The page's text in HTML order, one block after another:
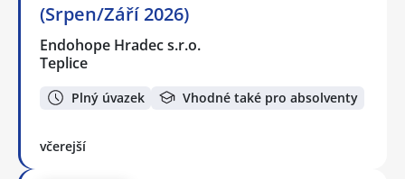
(Srpen/Září 2026)
Endohope Hradec s.r.o.
Teplice
Plný úvazek Vhodné také pro absolventy
včerejší